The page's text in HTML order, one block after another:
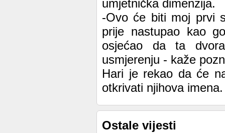
umjetnička dimenzija.
-Ovo će biti moj prvi
prije nastupao kao
osjećao da ta
usmjerenju - kaže
Hari je rekao da će
otkrivati njihova imena.
Ostale vijesti